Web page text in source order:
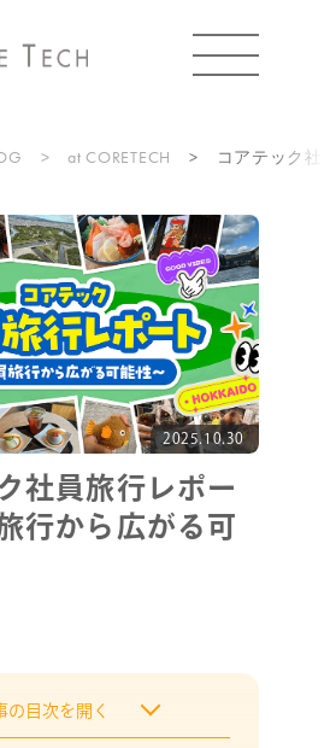
at CORETECH コアテック社
2025.10.30
社員旅行レポー
行から広がる可
の目次を開く